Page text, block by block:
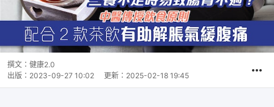
撰文： 健康2.0
出版： 2023-09-27 10:02 更新： 2025-02-18 19:45